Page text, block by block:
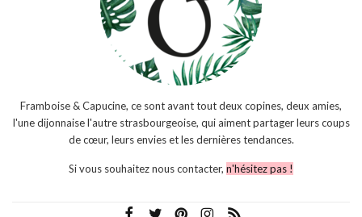
Framboise & Capucine, ce sont avant tout deux copines, deux amies,
l'une dijonnaise l'autre strasbourgeoise, qui aiment partager leurs coups
de cœur, leurs envies et les dernières tendances.
Si vous souhaitez nous contacter, n'hésitez pas !